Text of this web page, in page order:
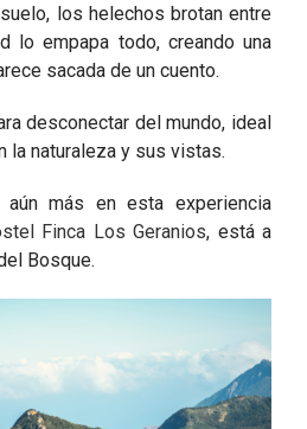
los helechos brotan entre
lo empapa todo, creando una
sacada de un cuento.
desconectar del mundo, ideal
la naturaleza y sus vistas.
aún más en esta experiencia
Finca Los Geranios, está a
Bosque.